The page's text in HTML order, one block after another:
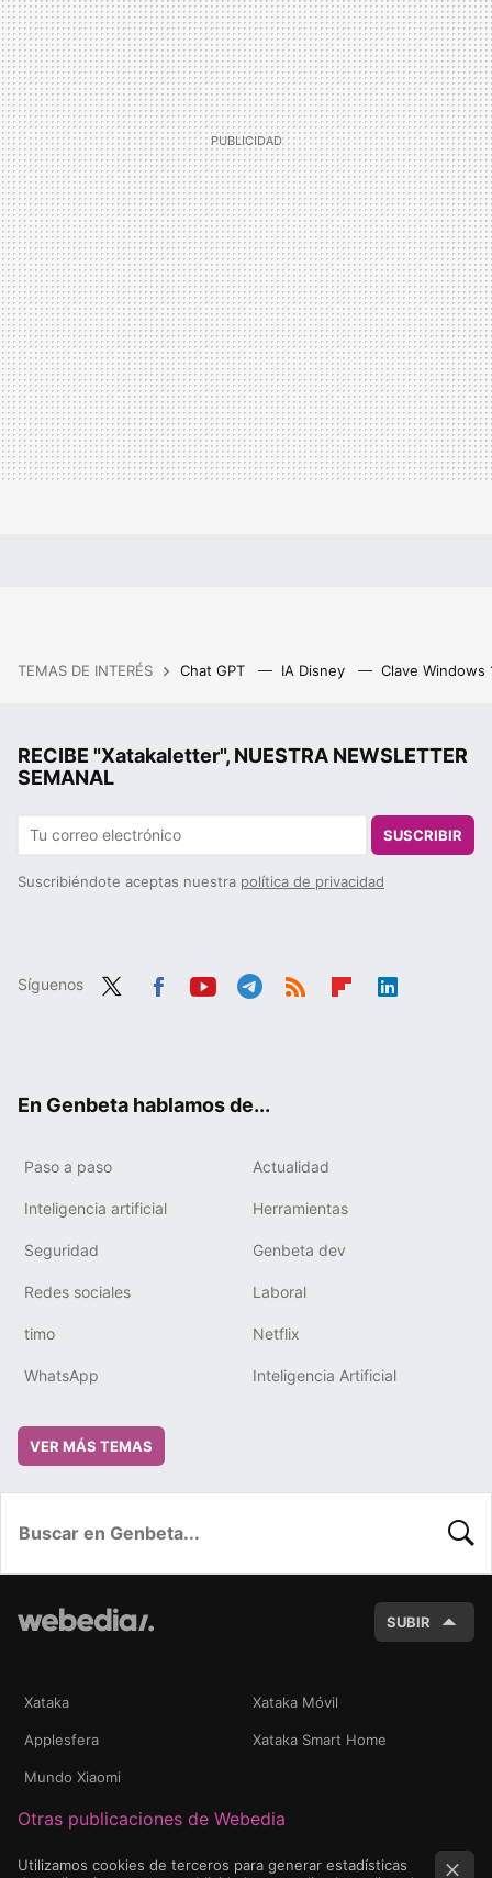
TEMAS DE INTERÉS Chat GPT IA Disney Clave Windows
RECIBE "Xatakaletter", NUESTRA NEWSLETTER
SEMANAL
SUSCRIBIR
Suscribiéndote aceptas nuestra política de privacidad
Síguenos
En Genbeta hablamos de...
Paso a paso Actualidad
Inteligencia artificial Herramientas
Seguridad Genbeta dev
Redes sociales Laboral
timo Netflix
WhatsApp Inteligencia Artificial
VER MÁS TEMAS
SUBIR
Xataka Xataka Móvil
Applesfera Xataka Smart Home
Mundo Xiaomi
Otras publicaciones de Webedia
Utilizamos cookies de terceros para generar estadísticas